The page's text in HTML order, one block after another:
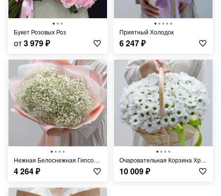
Букет Розовых Роз
от3 979₽
Приятный Холодок
6 247₽
Нежная Белоснежная Гипсофила
4 264₽
Очаровательная Корзина Хризантем
10 009₽